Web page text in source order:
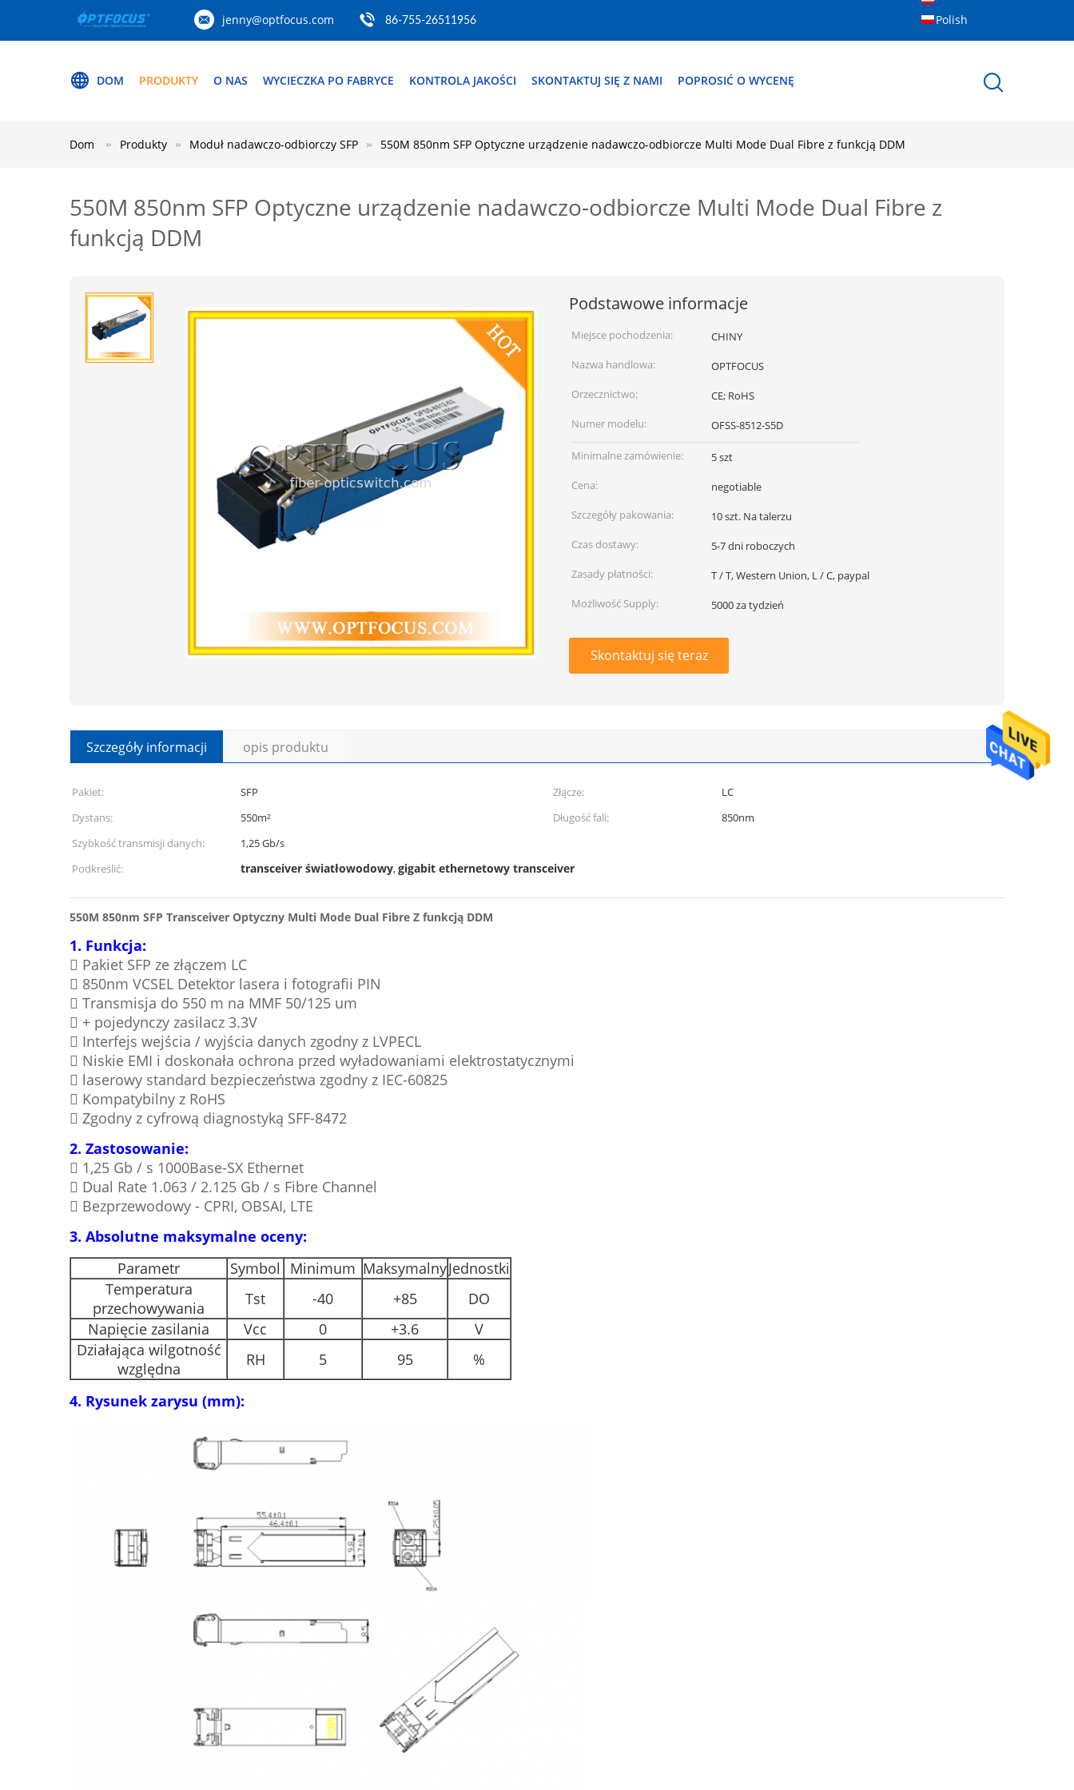
jenny@optfocus.com 86-755-26511956 Polish
DOM PRODUKTY O NAS WYCIECZKA PO FABRYCE KONTROLA JAKOŚCI SKONTAKTUJ SIĘ Z NAMI POPROSIĆ O WYCENĘ
Dom Produkty Moduł nadawczo-odbiorczy SFP 550M 850nm SFP Optyczne urządzenie nadawczo-odbiorcze Multi Mode Dual Fibre z funkcją DDM
550M 850nm SFP Optyczne urządzenie nadawczo-odbiorcze Multi Mode Dual Fibre z
funkcją DDM
Podstawowe informacje
Miejsce pochodzenia:
CHINY
Nazwa handlowa:
OPTFOCUS
Orzecznictwo:
CE; RoHS
Numer modelu:
OFSS-8512-S5D
Minimalne zamówienie:
5 szt
Cena:
negotiable
Szczegóły pakowania:
10 szt. Na talerzu
Czas dostawy:
5-7 dni roboczych
Zasady płatności:
T / T, Western Union, L / C, paypal
Możliwość Supply:
5000 za tydzień
Skontaktuj się teraz
Szczegóły informacji opis produktu
Pakiet: SFP Złącze:
LC
Dystans:
550m² Długość fali:
850nm
Szybkość transmisji danych:
1,25 Gb/s
Podkreślić:
transceiver światłowodowy,gigabit ethernetowy transceiver
550M 850nm SFP Transceiver Optyczny Multi Mode Dual Fibre Z funkcją DDM
1. Funkcja:
 Pakiet SFP ze złączem LC
 850nm VCSEL Detektor lasera i fotografii PIN
 Transmisja do 550 m na MMF 50/125 um
 + pojedynczy zasilacz 3.3V
 Interfejs wejścia / wyjścia danych zgodny z LVPECL
 Niskie EMI i doskonała ochrona przed wyładowaniami elektrostatycznymi
 laserowy standard bezpieczeństwa zgodny z IEC-60825
 Kompatybilny z RoHS
 Zgodny z cyfrową diagnostyką SFF-8472
2. Zastosowanie:
 1,25 Gb / s 1000Base-SX Ethernet
 Dual Rate 1.063 / 2.125 Gb / s Fibre Channel
 Bezprzewodowy - CPRI, OBSAI, LTE
3. Absolutne maksymalne oceny:
Parametr
Symbol Minimum MaksymalnyJednostki
Temperatura
przechowywania
Tst -40 +85
DO
Napięcie zasilania
Vcc 0 +3.6
V
Działająca wilgotność
względna
RH 5 95 %
4. Rysunek zarysu (mm):